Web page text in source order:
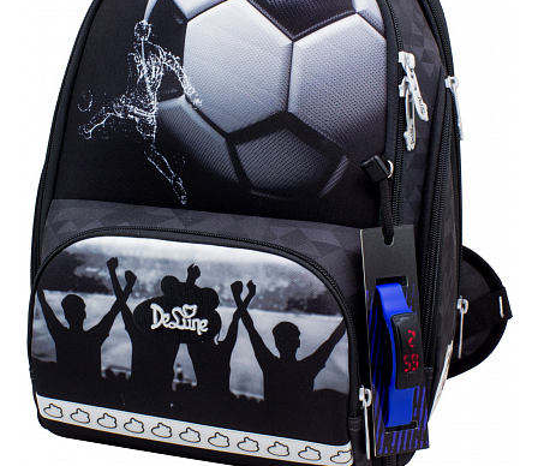
SCHOOL STANDARD
SKYNAME
РОЗПРОДАЖ